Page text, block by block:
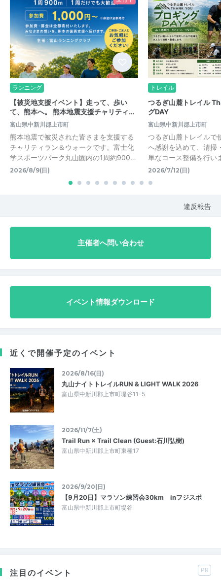
ランニング
【被災地支援イベント】走って、歩い
て、熊本へ。 熊本地震支援チャリティ…
富山県中新川郡上市町
熊本地震で被災された皆さまを支援する
チャリティラン＆ウォークです。富士化
学スポーツパーク丸山園内の1周約900…
2026/8/9(日)
トレイル
つるぎ山麓トレイル
グDAY
富山県中新川郡上市町
つるぎ山麓トレイルで
へ感謝を込めて、清掃
単なコース整備を行い
2026/7/12(日)
違反報告
主催者へ問い合わせ
イベント情報ダウンロード
近くで開催予定のイベント
2026/8/16(日)
丸山ナイトトレイルRUN & LIGHT WALK 2026
富山県中新川郡上市町堤谷11-5
2026/11/7(土)
Trail Run × Trail Clean (Guest:石川弘樹)
富山県中新川郡上市町東種17
2026/9/20(日)
【9月20日】マラソン練習会30km inフジスポ
富山県中新川郡上市町堤谷
注目のイベント PR